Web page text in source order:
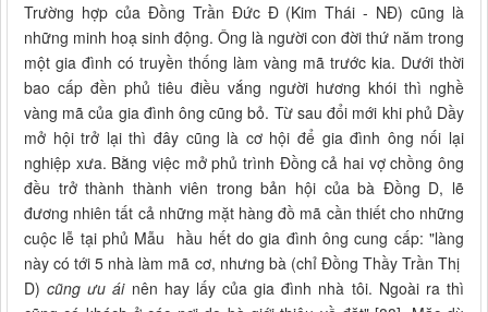
Trường hợp của Đồng Trần Đức Đ (Kim Thái - NĐ) cũng là
những minh hoạ sinh động. Ông là người con đời thứ năm trong
một gia đình có truyền thống làm vàng mã trước kia. Dưới thời
bao cấp đền phủ tiêu điều vắng người hương khói thì nghề
vàng mã của gia đình ông cũng bỏ. Từ sau đổi mới khi phủ Dầy
mở hội trở lại thì đây cũng là cơ hội để gia đình ông nối lại
nghiệp xưa. Bằng việc mở phủ trình Đồng cả hai vợ chồng ông
đều trở thành thành viên trong bản hội của bà Đồng D, lẽ
đương nhiên tất cả những mặt hàng đồ mã cần thiết cho những
cuộc lễ tại phủ Mẫu hầu hết do gia đình ông cung cấp: "làng
này có tới 5 nhà làm mã cơ, nhưng bà (chỉ Đồng Thầy Trần Thị
D)cũng ưu áinên hay lấy của gia đình nhà tôi. Ngoài ra thì